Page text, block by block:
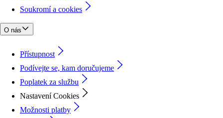
Soukromí a cookies
O nás
Přístupnost
Podívejte se, kam doručujeme
Poplatek za službu
Nastavení Cookies
Možnosti platby